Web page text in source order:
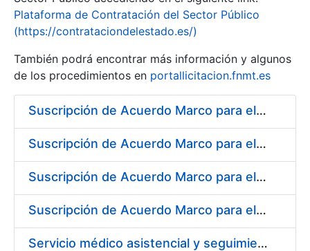
Erakutsi/Ezkutatu
Plataforma de Contratación del Sector Público
(https://contrataciondelestado.es/)
También podrá encontrar más información y algunos
de los procedimientos en portallicitacion.fnmt.es
Suscripción de Acuerdo Marco para el Suministro de Acero para la fabricación de puntas para troqueles, punzones y matrices
Suscripción de Acuerdo Marco para el Suministro de Rodamientos y material de Transmisión para la Fábrica de Papel de Seguridad de la FNMT-RCM en Burgos
Suscripción de Acuerdo Marco para el Suministro de Material de Ferretería para la Fábrica de Papel de Seguridad de la FNMT-RCM en Burgos
Suscripción de Acuerdo Marco para el Suministro de Material de Electricidad para la Fábrica de Papel de Seguridad de la FNMT-RCM en Burgos
Servicio médico asistencial y seguimiento del absentismo laboral para la FNMT-RCM en su sede de Burgos